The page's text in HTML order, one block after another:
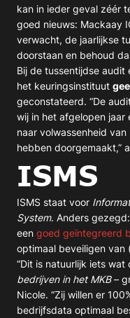
kan in ieder geval zéér
goed nieuws: Mackaay
verwacht, de jaarlijkse
doorstaan en behoud
Bij de tussentijdse audit
het keuringsinstituut
geconstateerd. “De
wij in het afgelopen
naar volwassenheid
hebben doorgemaakt,”
ISMS
ISMS staat voor
System. Anders
een goed geïntegreerd
optimaal beveiligen van
“Dit is natuurlijk iets wat
bedrijven in het MKB–
Nicole. “Zij willen er
bedrijfsdata optimaal